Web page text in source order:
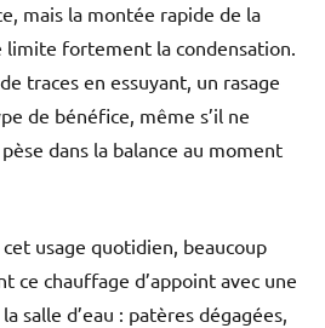
mais la montée rapide de la
fortement la condensation.
traces en essuyant, un rasage
de bénéfice, même s’il ne
dans la balance au moment
usage quotidien, beaucoup
ce chauffage d’appoint avec une
salle d’eau : patères dégagées,